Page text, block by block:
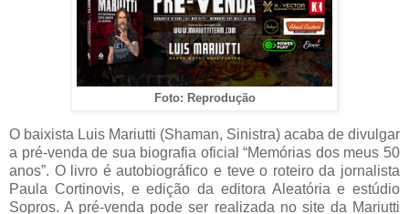
Foto: Reprodução
O baixista Luis Mariutti (Shaman, Sinistra) acaba de divulgar
a pré-venda de sua biografia oficial “Memórias dos meus 50
anos”. O livro é autobiográfico e teve o roteiro da jornalista
Paula Cortinovis, e edição da editora Aleatória e estúdio
Sopros. A pré-venda pode ser realizada no site da Mariutti